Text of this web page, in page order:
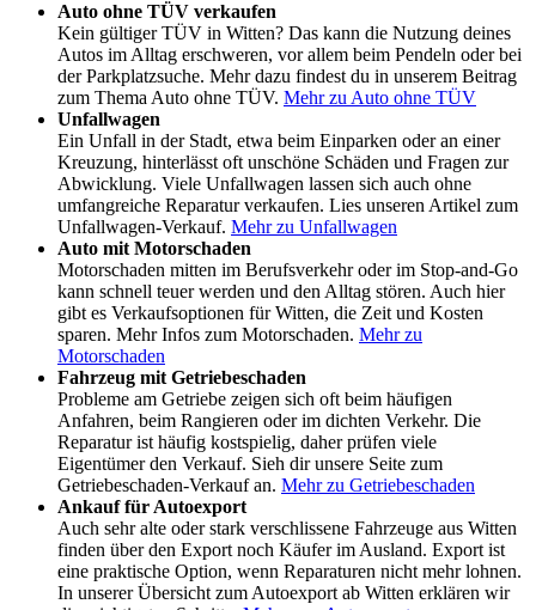
Auto ohne TÜV verkaufen
Kein gültiger TÜV in Witten? Das kann die Nutzung deines
Autos im Alltag erschweren, vor allem beim Pendeln oder bei
der Parkplatzsuche. Mehr dazu findest du in unserem Beitrag
zum Thema Auto ohne TÜV. Mehr zu Auto ohne TÜV
Unfallwagen
Ein Unfall in der Stadt, etwa beim Einparken oder an einer
Kreuzung, hinterlässt oft unschöne Schäden und Fragen zur
Abwicklung. Viele Unfallwagen lassen sich auch ohne
umfangreiche Reparatur verkaufen. Lies unseren Artikel zum
Unfallwagen-Verkauf. Mehr zu Unfallwagen
Auto mit Motorschaden
Motorschaden mitten im Berufsverkehr oder im Stop-and-Go
kann schnell teuer werden und den Alltag stören. Auch hier
gibt es Verkaufsoptionen für Witten, die Zeit und Kosten
sparen. Mehr Infos zum Motorschaden. Mehr zu
Motorschaden
Fahrzeug mit Getriebeschaden
Probleme am Getriebe zeigen sich oft beim häufigen
Anfahren, beim Rangieren oder im dichten Verkehr. Die
Reparatur ist häufig kostspielig, daher prüfen viele
Eigentümer den Verkauf. Sieh dir unsere Seite zum
Getriebeschaden-Verkauf an. Mehr zu Getriebeschaden
Ankauf für Autoexport
Auch sehr alte oder stark verschlissene Fahrzeuge aus Witten
finden über den Export noch Käufer im Ausland. Export ist
eine praktische Option, wenn Reparaturen nicht mehr lohnen.
In unserer Übersicht zum Autoexport ab Witten erklären wir